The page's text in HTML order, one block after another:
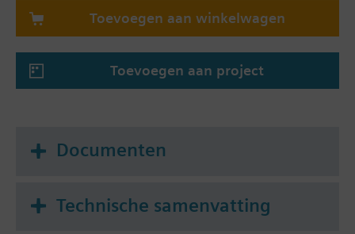
Toevoegen aan winkelwagen
Toevoegen aan project
Documenten
Technische samenvatting